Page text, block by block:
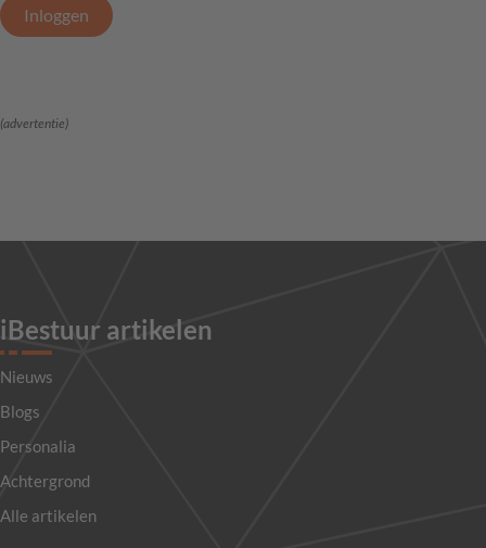
Inloggen
(advertentie)
iBestuur artikelen
Nieuws
Blogs
Personalia
Achtergrond
Alle artikelen